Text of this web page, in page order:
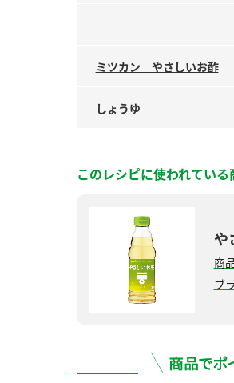
ミツカン やさしいお酢
しょうゆ
このレシピに使われている
や
商
ブ